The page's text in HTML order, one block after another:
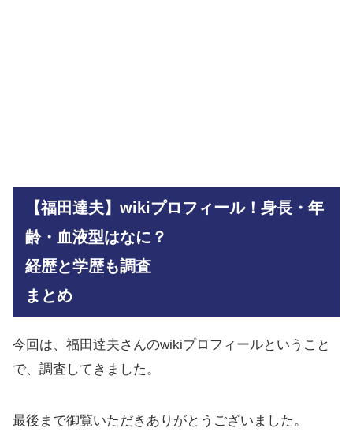
【福田達夫】wikiプロフィール！身長・年
齢・血液型はなに？
経歴と学歴も調査
まとめ
今回は、福田達夫さんのwikiプロフィールということ
で、調査してきました。
最後まで御覧いただきありがとうございました。